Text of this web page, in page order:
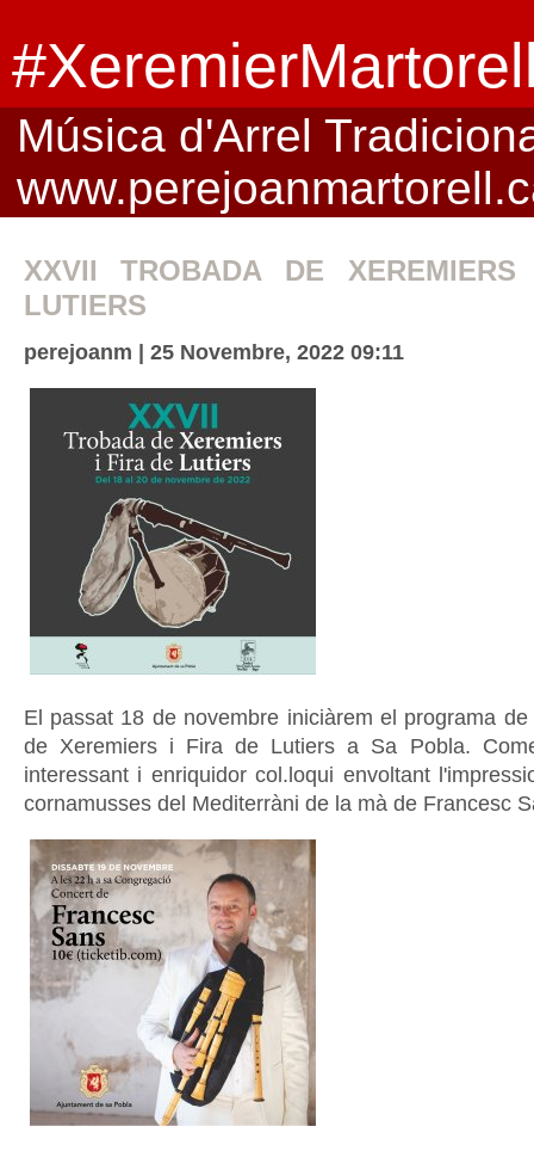
Música d'Arrel
XXVII TROBADA DE
LUTIERS
perejoanm | 25 Novembre, 2022 09:11
El passat 18 de novembre iniciàrem el programa
de Xeremiers i Fira de Lutiers a Sa Pobla.
interessant i enriquidor col.loqui envoltant
cornamusses del Mediterràni de la mà de Francesc